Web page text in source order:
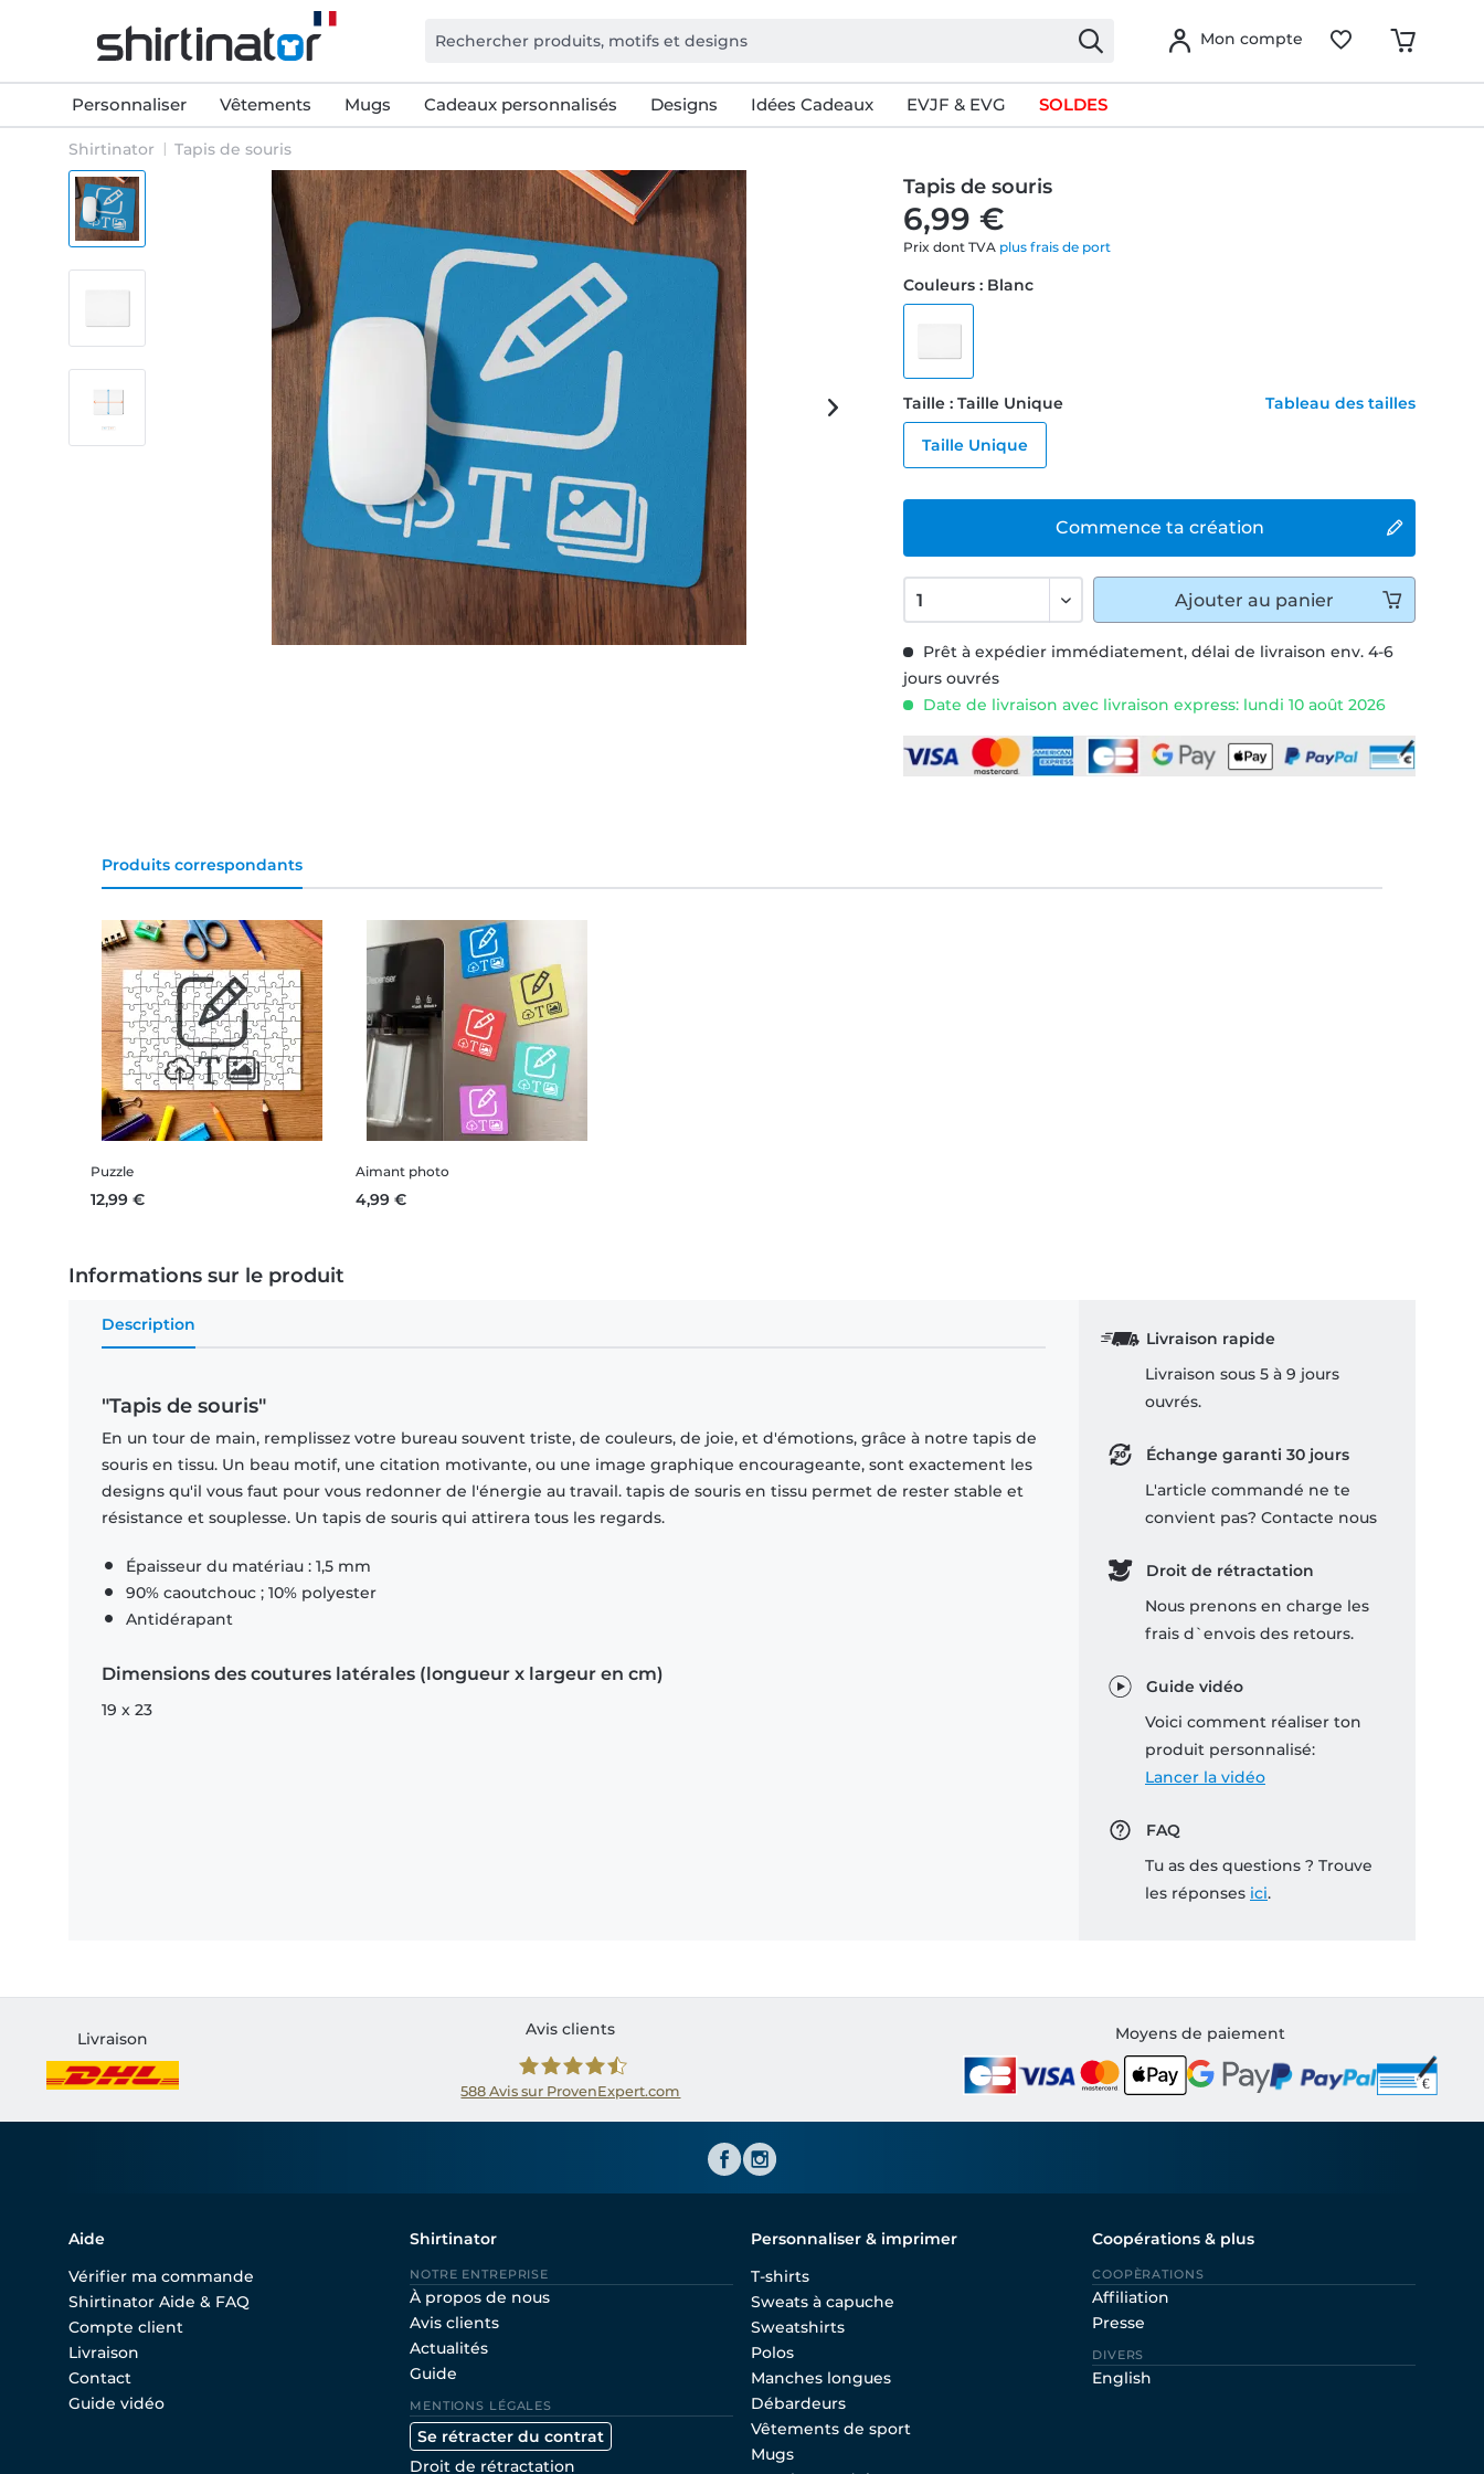
Mon compte
Personnaliser Vêtements Mugs Cadeaux personnalisés Designs Idées Cadeaux EVJF & EVG SOLDES
Shirtinator Tapis de souris
Tapis de souris
6,99 €
Prix dont TVA plus frais de port
Prêt à expédier immédiatement, délai de livraison env. 4-6
jours ouvrés
Date de livraison avec livraison express: lundi 10 août 2026
Commence ta création
Couleurs : Blanc
Taille : Taille Unique Tableau des tailles
Taille Unique
Ajouter au panier
Produits correspondants
Puzzle
12,99 €
Aimant photo
4,99 €
Informations sur le produit
Description
"Tapis de souris"
En un tour de main, remplissez votre bureau souvent triste, de couleurs, de joie, et d'émotions, grâce à notre tapis de
souris en tissu. Un beau motif, une citation motivante, ou une image graphique encourageante, sont exactement les
designs qu'il vous faut pour vous redonner de l'énergie au travail. tapis de souris en tissu permet de rester stable et
résistance et souplesse. Un tapis de souris qui attirera tous les regards.
Épaisseur du matériau : 1,5 mm
90% caoutchouc ; 10% polyester
Antidérapant
Dimensions des coutures latérales (longueur x largeur en cm)
19 x 23
Livraison rapide
Livraison sous 5 à 9 jours
ouvrés.
Échange garanti 30 jours
L'article commandé ne te
convient pas? Contacte nous
Droit de rétractation
Nous prenons en charge les
frais d`envois des retours.
Guide vidéo
Voici comment réaliser ton
produit personnalisé:
Lancer la vidéo
FAQ
Tu as des questions ? Trouve
les réponses ici.
Livraison
Avis clients
588Avis sur ProvenExpert.com
Moyens de paiement
Aide
Vérifier ma commande
Shirtinator Aide & FAQ
Compte client
Livraison
Contact
Guide vidéo
Shirtinator
NOTRE ENTREPRISE
À propos de nous
Avis clients
Actualités
Guide
MENTIONS LÉGALES
Se rétracter du contrat
Droit de rétractation
Personnaliser & imprimer
T-shirts
Sweats à capuche
Sweatshirts
Polos
Manches longues
Débardeurs
Vêtements de sport
Mugs
Coopérations & plus
COOPÈRATIONS
Affiliation
Presse
DIVERS
English